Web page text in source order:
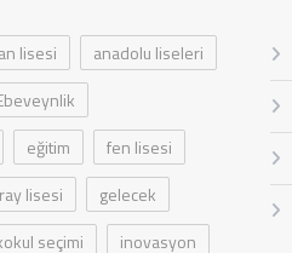
lisesi
anadolu liseleri
eğitim
fen lisesi
lisesi
gelecek
seçimi
inovasyon